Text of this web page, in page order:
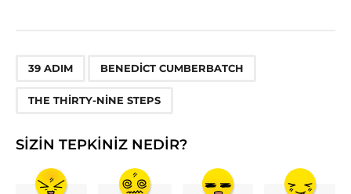
39 ADIM BENEDICT CUMBERBATCH
THE THIRTY-NINE STEPS
SIZIN TEPKINIZ NEDIR?